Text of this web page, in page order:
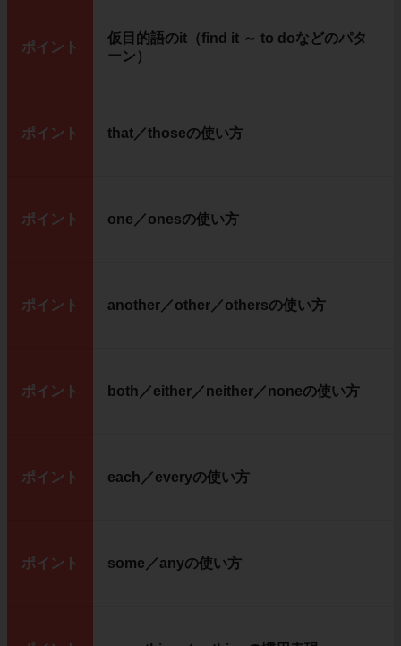
ポイント
仮目的語のit（find it ～ to doなどのパタ
ーン）
ポイント that／thoseの使い方
ポイント one／onesの使い方
ポイント another／other／othersの使い方
ポイント both／either／neither／noneの使い方
ポイント each／everyの使い方
ポイント some／anyの使い方